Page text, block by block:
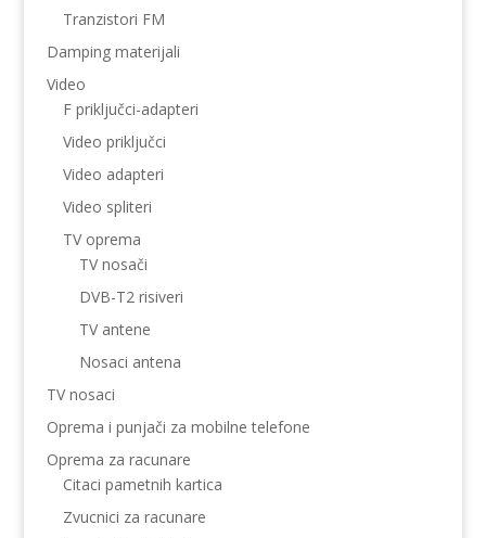
Tranzistori FM
Damping materijali
Video
F priključci-adapteri
Video priključci
Video adapteri
Video spliteri
TV oprema
TV nosači
DVB-T2 risiveri
TV antene
Nosaci antena
TV nosaci
Oprema i punjači za mobilne telefone
Oprema za racunare
Citaci pametnih kartica
Zvucnici za racunare